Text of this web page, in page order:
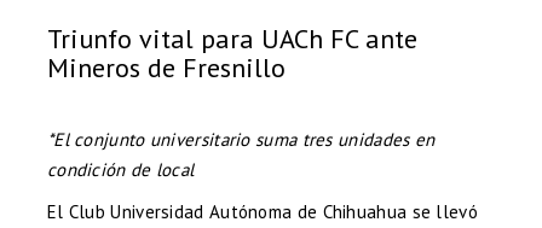
Triunfo vital para UACh FC ante
Mineros de Fresnillo
*El conjunto universitario suma tres unidades en
condición de local
El Club Universidad Autónoma de Chihuahua se llevó